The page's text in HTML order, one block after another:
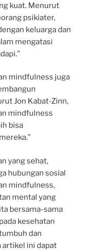
kuat. Menurut
psikiater,
keluarga dan
mengatasi
mindfulness juga
Jon Kabat-Zinn,
mindfulness
bisa
yang sehat,
hubungan sosial
mindfulness,
mental yang
bersama-sama
kesehatan
dan
artikel ini dapat